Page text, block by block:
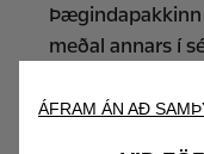
meðal annars í
hita í stýri og
ÁFRAM ÁN AÐ